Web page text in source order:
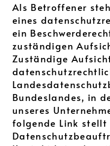
Als Betroffener
eines
ein
zuständigen
Zuständige
Bundeslandes, in
unseres
folgende Link stellt